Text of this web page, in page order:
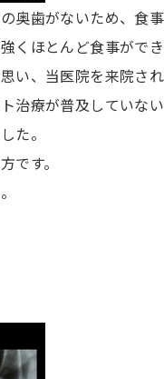
奥歯がないため、食
くほとんど食事ができ
い、当医院を来院され
治療が普及していない
た。
です。